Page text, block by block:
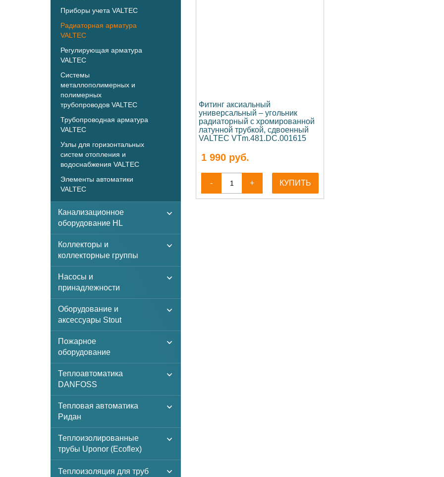
Приборы учета VALTEC
Радиаторная арматура
VALTEC
Регулирующая арматура
VALTEC
Системы
металлополимерных и
полимерных
трубопроводов VALTEC
Трубопроводная арматура
VALTEC
Узлы для горизонтальных
систем отопления и
водоснабжения VALTEC
Элементы автоматики
VALTEC
Канализационное
оборудование HL
Коллекторы и
коллекторные группы
Насосы и
принадлежности
Оборудование и
аксессуары Stout
Пожарное
оборудование
Теплоавтоматика
DANFOSS
Тепловая автоматика
Ридан
Теплоизолированные
трубы Uponor (Ecoflex)
Теплоизоляция для труб
Фитинг аксиальный
универсальный – угольник
радиаторный с хромированной
латунной трубкой, сдвоенный
VALTEC VTm.481.DC.001615
1 990руб.
- + КУПИТЬ